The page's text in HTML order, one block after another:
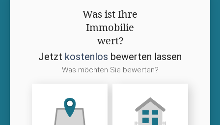
Was ist Ihre
Immobilie
wert?
Jetzt kostenlos bewerten lassen
Was möchten Sie bewerten?